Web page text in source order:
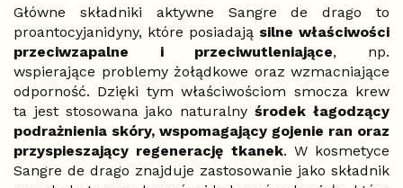
Główne składniki aktywne Sangre de drago to
proantocyjanidyny, które posiadają silne właściwości
przeciwzapalne i przeciwutleniające, np.
wspierające problemy żołądkowe oraz wzmacniające
odporność. Dzięki tym właściwościom smocza krew
ta jest stosowana jako naturalnyśrodek łagodzący
podrażnienia skóry, wspomagający gojenie ran oraz
przyspieszający regenerację tkanek. W kosmetyce
Sangre de drago znajduje zastosowanie jako składnik